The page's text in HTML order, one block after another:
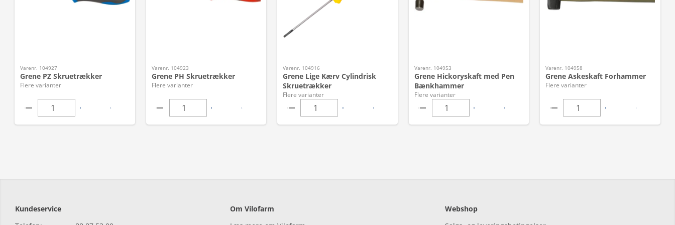
Varenr. 104927
Grene PZ Skruetrækker
Flere varianter
Varenr. 104923
Grene PH Skruetrækker
Flere varianter
Varenr. 104916
Grene Lige Kærv Cylindrisk
Skruetrækker
Flere varianter
Varenr. 104953
Grene Hickoryskaft med Pen
Bænkhammer
Flere varianter
Varenr. 104958
Grene Askeskaft Forhammer
Flere varianter
Kundeservice
Om Vilofarm
Webshop